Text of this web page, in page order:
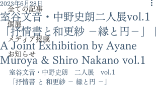
全ての記事
個展
メディア掲載
お知らせ
室谷文音・中野史朗二人展vol.1
「抒情書と和更紗 －縁と円－」 |
A Joint Exhibition by Ayane
Muroya & Shiro Nakano vol.1
2023年6月28日
室谷文音・中野史朗　二人展　vol.1
「抒情書 と 和更紗 － 縁と円 －」